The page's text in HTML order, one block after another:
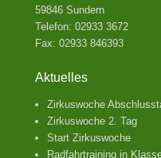
59846 Sundern
Telefon: 02933 3672
Fax: 02933 846393
Aktuelles
Zirkuswoche
Zirkuswoche 2. Tag
Start Zirkuswoche
Radfahrtraining in